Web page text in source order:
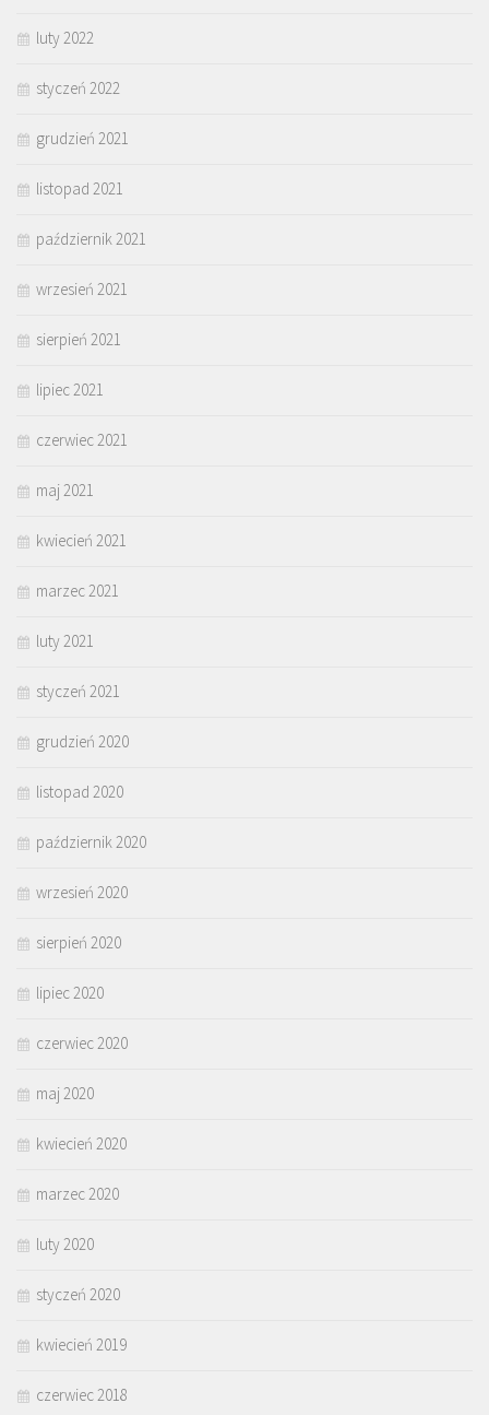
luty 2022
styczeń 2022
grudzień 2021
listopad 2021
październik 2021
wrzesień 2021
sierpień 2021
lipiec 2021
czerwiec 2021
maj 2021
kwiecień 2021
marzec 2021
luty 2021
styczeń 2021
grudzień 2020
listopad 2020
październik 2020
wrzesień 2020
sierpień 2020
lipiec 2020
czerwiec 2020
maj 2020
kwiecień 2020
marzec 2020
luty 2020
styczeń 2020
kwiecień 2019
czerwiec 2018